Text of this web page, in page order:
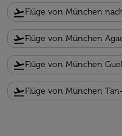
flight_takeoffFlüge von München
flight_takeoffFlüge von München
flight_takeoffFlüge von München
flight_takeoffFlüge von München